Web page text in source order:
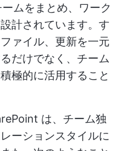
ムをまとめ、ワーク
計されています。す
ァイル、更新を一元
だけでなく、チーム
極的に活用すること
は、チーム独
ーションスタイルに